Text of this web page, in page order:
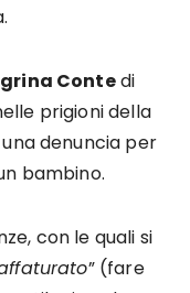
Contedi
prigioni della
denuncia per
bambino.
con le quali si
” (fare